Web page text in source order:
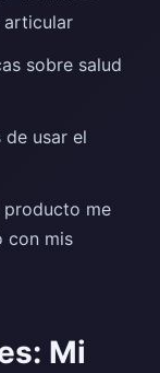
articular
sobre salud
de usar el
producto me
con mis
Mi